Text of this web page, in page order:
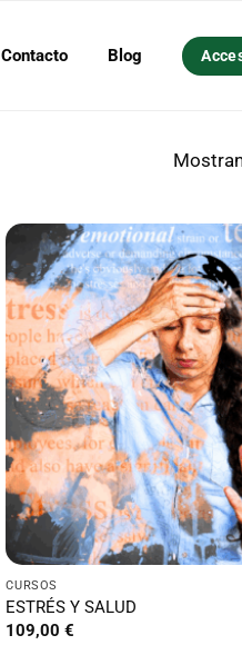
Contacto Blog
CURSOS
ESTRÉS Y SALUD
109,00€